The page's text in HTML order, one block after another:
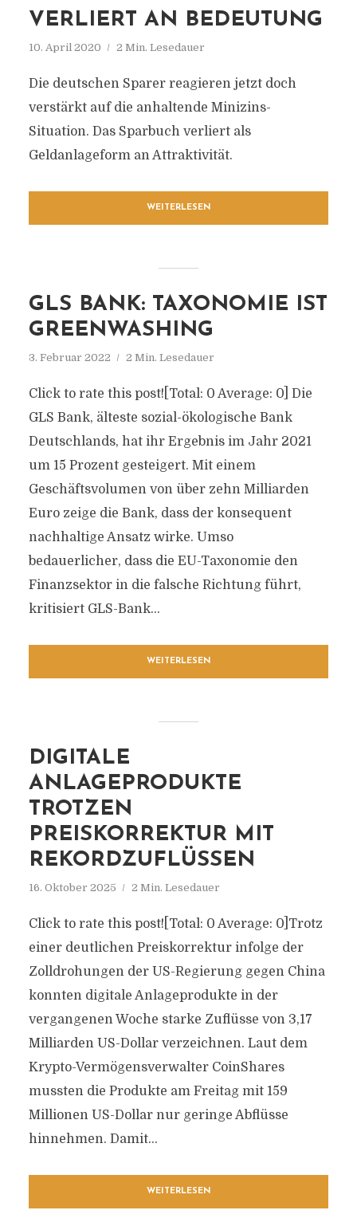
VERLIERT AN BEDEUTUNG
10. April 2020 2 Min. Lesedauer
Die deutschen Sparer reagieren jetzt doch
verstärkt auf die anhaltende Minizins-
Situation. Das Sparbuch verliert als
Geldanlageform an Attraktivität.
WEITERLESEN
GLS BANK: TAXONOMIE IST
GREENWASHING
3. Februar 2022 2 Min. Lesedauer
Click to rate this post![Total: 0 Average: 0] Die
GLS Bank, älteste sozial-ökologische Bank
Deutschlands, hat ihr Ergebnis im Jahr 2021
um 15 Prozent gesteigert. Mit einem
Geschäftsvolumen von über zehn Milliarden
Euro zeige die Bank, dass der konsequent
nachhaltige Ansatz wirke. Umso
bedauerlicher, dass die EU-Taxonomie den
Finanzsektor in die falsche Richtung führt,
kritisiert GLS-Bank...
WEITERLESEN
DIGITALE
ANLAGEPRODUKTE
TROTZEN
PREISKORREKTUR MIT
REKORDZUFLÜSSEN
16. Oktober 2025 2 Min. Lesedauer
Click to rate this post![Total: 0 Average: 0]Trotz
einer deutlichen Preiskorrektur infolge der
Zolldrohungen der US-Regierung gegen China
konnten digitale Anlageprodukte in der
vergangenen Woche starke Zuflüsse von 3,17
Milliarden US-Dollar verzeichnen. Laut dem
Krypto-Vermögensverwalter CoinShares
mussten die Produkte am Freitag mit 159
Millionen US-Dollar nur geringe Abflüsse
hinnehmen. Damit...
WEITERLESEN